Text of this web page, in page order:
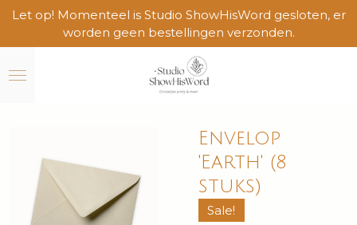
Ga
naar
de
Let op! Momenteel is Studio ShowHisWord gesloten, er
worden geen bestellingen verzonden.
Envelop
'Earth' (8
stuks)
Sale!